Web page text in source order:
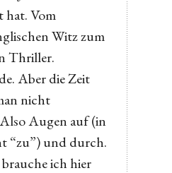
hat. Vom
Witz zum
Thriller.
Aber die Zeit
nicht
Augen auf (in
“zu”) und durch.
ich hier